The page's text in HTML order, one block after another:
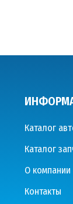
Каталог
Каталог
О компании
Контакты